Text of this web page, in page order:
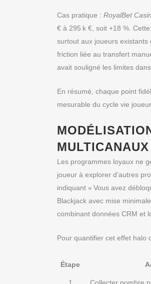
Cas pratique : RoyalBet
€ à 295 k €, soit +18 %.
surtout aux joueurs existants
friction liée au transfert
avait souligné les limites
En résumé, chaque point
mesurable du cycle vie
Les programmes loyaux ne
joueur à explorer d’autres
indiquant « Vous avez
Blackjack avec mise
combinant données CRM et
Pour quantifier cet effet halo
Étape